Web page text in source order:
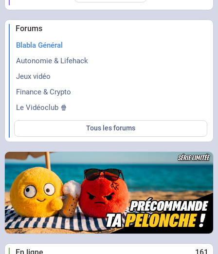
Forums
Blabla Général
Autonomie & Lifehack
Jeux vidéo
Finance & Crypto
Le Vidéoclub 🍿
Tous les forums